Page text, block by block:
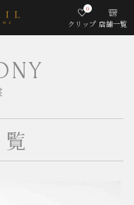
クリップ
0
店舗一覧